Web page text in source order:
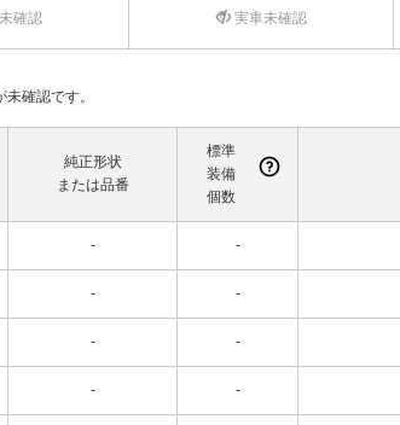
確認 実車未確認
確認です。
純正形状
または品番
標準
装備
個数
- -
- -
- -
- -